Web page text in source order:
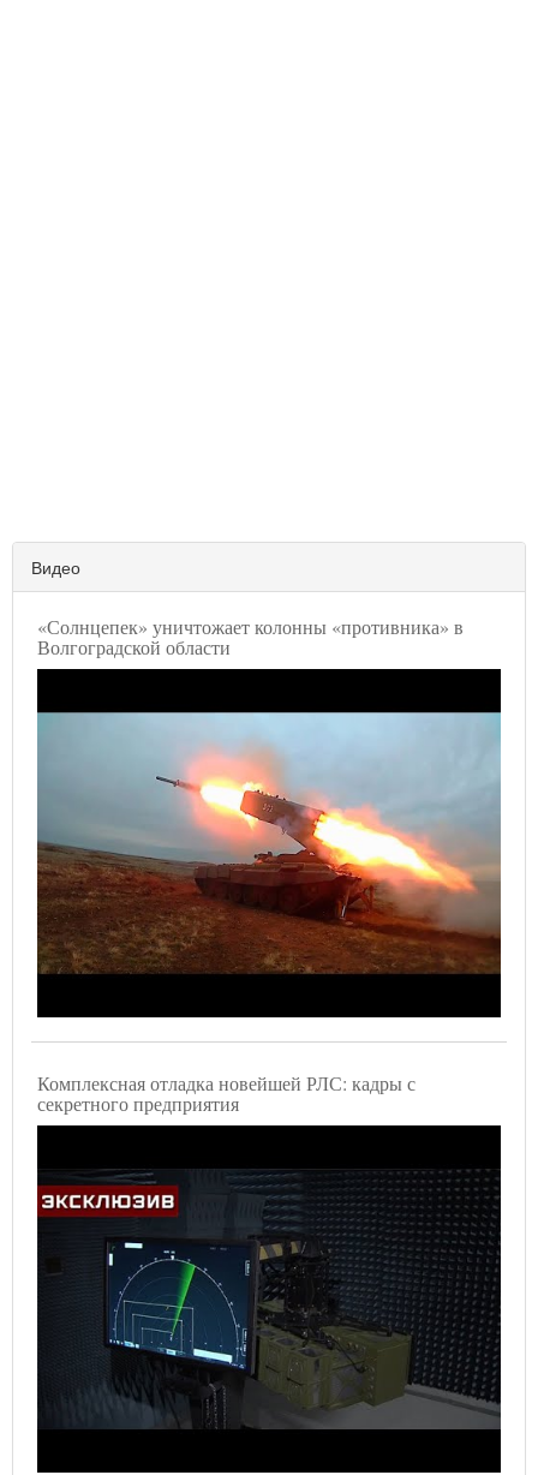
Видео
«Солнцепек» уничтожает колонны «противника» в
Волгоградской области
Комплексная отладка новейшей РЛС: кадры с
секретного предприятия